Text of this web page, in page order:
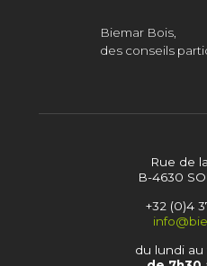
Biemar Bois,
des conseils
Rue de
B-4630
+32 (0)4
du lundi au